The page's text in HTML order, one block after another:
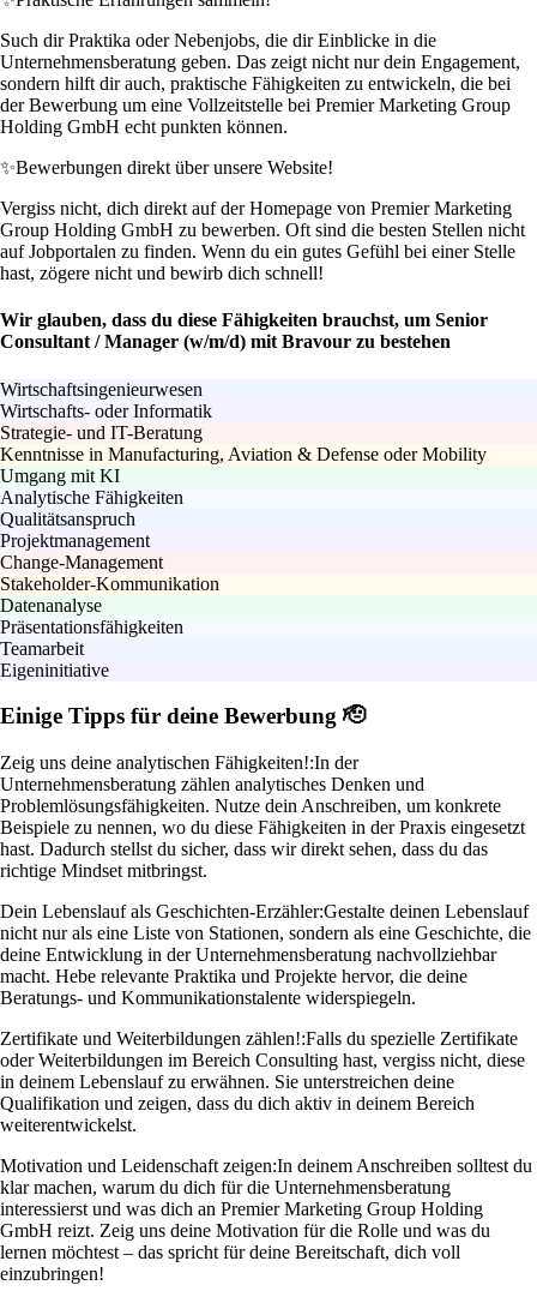
Such dir Praktika oder Nebenjobs, die dir Einblicke in die
Unternehmensberatung geben. Das zeigt nicht nur dein Engagement,
sondern hilft dir auch, praktische Fähigkeiten zu entwickeln, die bei
der Bewerbung um eine Vollzeitstelle bei Premier Marketing Group
Holding GmbH echt punkten können.
✨Bewerbungen direkt über unsere Website!
Vergiss nicht, dich direkt auf der Homepage von Premier Marketing
Group Holding GmbH zu bewerben. Oft sind die besten Stellen nicht
auf Jobportalen zu finden. Wenn du ein gutes Gefühl bei einer Stelle
hast, zögere nicht und bewirb dich schnell!
Wir glauben, dass du diese Fähigkeiten brauchst, um Senior
Consultant / Manager (w/m/d) mit Bravour zu bestehen
Wirtschaftsingenieurwesen
Wirtschafts- oder Informatik
Strategie- und IT-Beratung
Kenntnisse in Manufacturing, Aviation & Defense oder Mobility
Umgang mit KI
Analytische Fähigkeiten
Qualitätsanspruch
Projektmanagement
Change-Management
Stakeholder-Kommunikation
Datenanalyse
Präsentationsfähigkeiten
Teamarbeit
Eigeninitiative
Einige Tipps für deine Bewerbung 🫡
Zeig uns deine analytischen Fähigkeiten!:In der
Unternehmensberatung zählen analytisches Denken und
Problemlösungsfähigkeiten. Nutze dein Anschreiben, um konkrete
Beispiele zu nennen, wo du diese Fähigkeiten in der Praxis eingesetzt
hast. Dadurch stellst du sicher, dass wir direkt sehen, dass du das
richtige Mindset mitbringst.
Dein Lebenslauf als Geschichten-Erzähler:Gestalte deinen Lebenslauf
nicht nur als eine Liste von Stationen, sondern als eine Geschichte, die
deine Entwicklung in der Unternehmensberatung nachvollziehbar
macht. Hebe relevante Praktika und Projekte hervor, die deine
Beratungs- und Kommunikationstalente widerspiegeln.
Zertifikate und Weiterbildungen zählen!:Falls du spezielle Zertifikate
oder Weiterbildungen im Bereich Consulting hast, vergiss nicht, diese
in deinem Lebenslauf zu erwähnen. Sie unterstreichen deine
Qualifikation und zeigen, dass du dich aktiv in deinem Bereich
weiterentwickelst.
Motivation und Leidenschaft zeigen:In deinem Anschreiben solltest du
klar machen, warum du dich für die Unternehmensberatung
interessierst und was dich an Premier Marketing Group Holding
GmbH reizt. Zeig uns deine Motivation für die Rolle und was du
lernen möchtest – das spricht für deine Bereitschaft, dich voll
einzubringen!